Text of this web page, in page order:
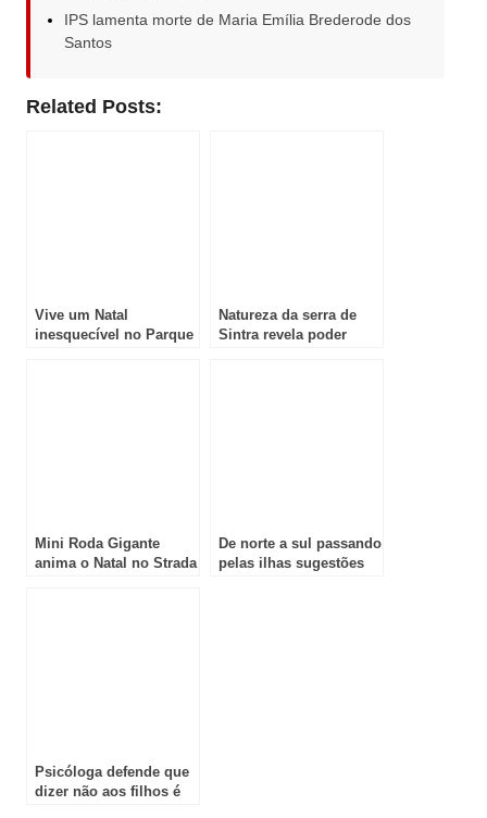
IPS lamenta morte de Maria Emília Brederode dos
Santos
Related Posts:
Vive um Natal
inesquecível no Parque
Natureza da serra de
Sintra revela poder
Mini Roda Gigante
anima o Natal no Strada
De norte a sul passando
pelas ilhas sugestões
Psicóloga defende que
dizer não aos filhos é